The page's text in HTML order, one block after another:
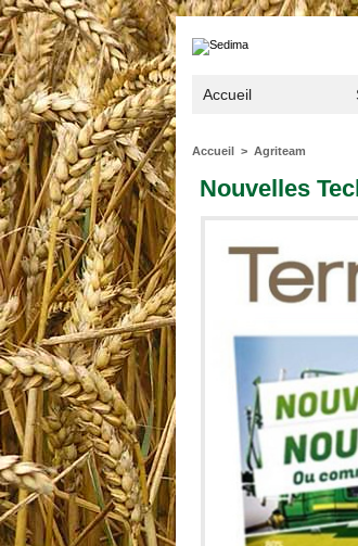
Accueil
Accueil > Agriteam
Nouvelles